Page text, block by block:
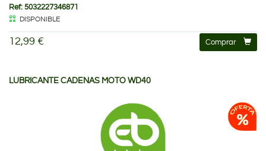
Ref: 5032227346871
DISPONIBLE
12,99 € Comprar
LUBRICANTE CADENAS MOTO WD40